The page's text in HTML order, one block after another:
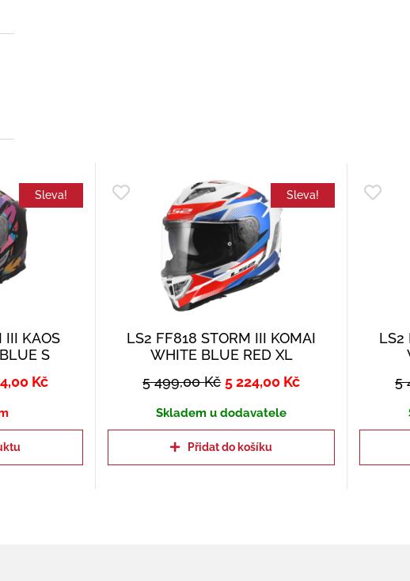
Sleva!
III KAOS
S
Kč
Sleva!
LS2 FF818 STORM III KOMAI
WHITE BLUE RED XL
5 499,00Kč 5 224,00 Kč
Skladem u dodavatele
Přidat do košíku
LS2
5